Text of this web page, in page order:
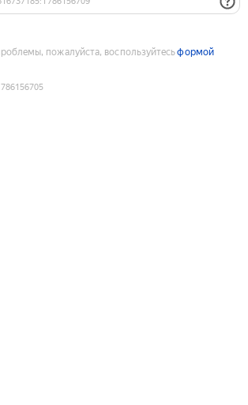
пожалуйста, воспользуйтесьформой